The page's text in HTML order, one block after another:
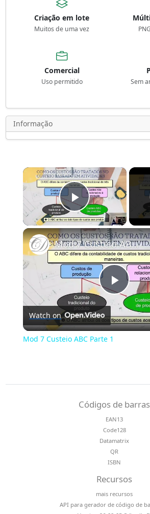
Criação em lote
Muitos de uma vez
Comercial
Uso permitido
Sem
Informação
×
Play Video
Play
Mod 7 Custeio ABC Parte 1
Watch on
Mod 7 Custeio ABC Parte 1
Códigos de barras
EAN13
Code128
Datamatrix
QR
ISBN
Recursos
mais recursos
API para gerador de código de